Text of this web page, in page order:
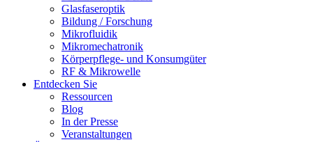
Glasfaseroptik
Bildung / Forschung
Mikrofluidik
Mikromechatronik
Körperpflege- und Konsumgüter
RF & Mikrowelle
Entdecken Sie
Ressourcen
Blog
In der Presse
Veranstaltungen